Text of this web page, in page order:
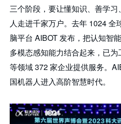
三个阶段，要让懂知识、善学
人走进千家万户。去年 1024 全
脑平台 AIBOT 发布，把认知智
多模态感知能力结合起来，已
等领域 372 家企业提供服务。
国机器人进入高阶智慧时代。